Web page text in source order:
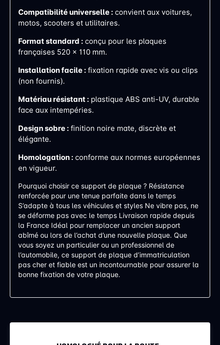
Compatibilité universelle : convient aux voitures,
motos, scooters et utilitaires.
Format standard : conçu pour les plaques
françaises 520 x 110 mm.
Installation facile : fixation rapide avec vis ou clips
(non fournis).
Matériau résistant : plastique ABS anti-UV, durable
face aux intempéries.
Design sobre : finition noire mate, discrète et
élégante.
Homologation : conforme aux normes européennes
en vigueur.
Pourquoi choisir ce support de plaque ? Résistance
renforcée pour une tenue parfaite dans le temps
S’adapte à tous les véhicules et styles Ne vibre pas, ne
se déforme pas avec le temps Livraison rapide depuis
la France Idéal pour remplacer un ancien support
abîmé ou lors de l’achat d’une nouvelle plaque. Que
vous soyez un particulier ou un professionnel de
l’automobile, ce support de plaque d’immatriculation
pas cher et fiable est un incontournable pour assurer la
bonne fixation de votre plaque.